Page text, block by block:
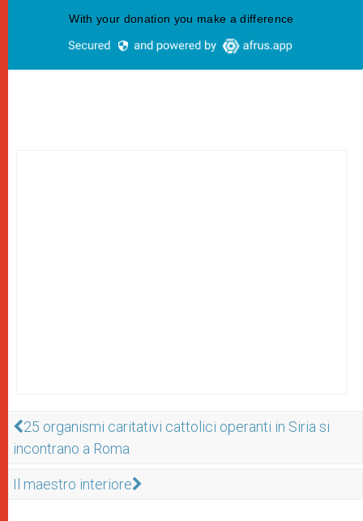
25 organismi caritativi cattolici operanti in Siria si
incontrano a Roma
Il maestro interiore